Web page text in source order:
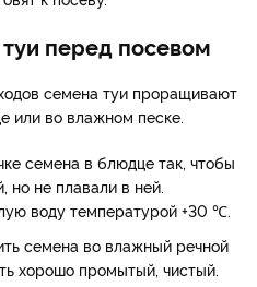
перед посевом
семена туи проращивают
или во влажном песке.
семена в блюдце так, чтобы
но не плавали в ней.
воду температурой +30 ℃.
семена во влажный речной
хорошо промытый, чистый.